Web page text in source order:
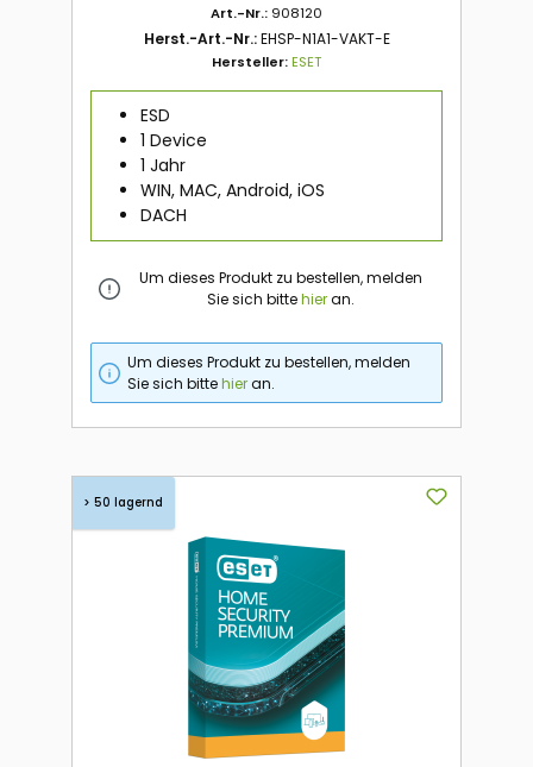
Art.-Nr.: 908120
Herst.-Art.-Nr.:EHSP-N1A1-VAKT-E
Hersteller:ESET
ESD
1 Device
1 Jahr
WIN, MAC, Android, iOS
DACH
Um dieses Produkt zu bestellen, melden
Sie sich bittehieran.
Um dieses Produkt zu bestellen, melden
Sie sich bittehieran.
> 50 lagernd